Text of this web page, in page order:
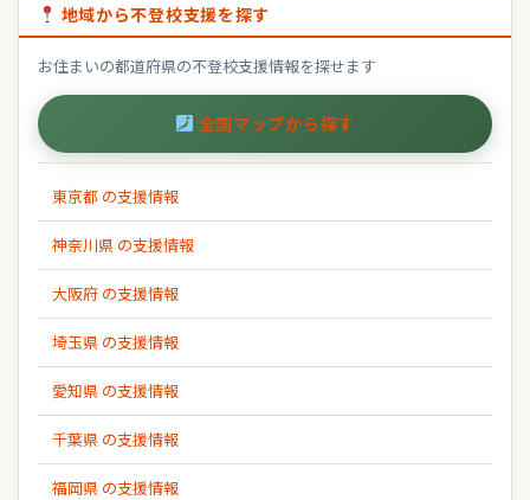
地域から不登校支援を探す
お住まいの都道府県の不登校支援情報を探せます
全国マップから探す
東京都 の支援情報
神奈川県 の支援情報
大阪府 の支援情報
埼玉県 の支援情報
愛知県 の支援情報
千葉県 の支援情報
福岡県 の支援情報